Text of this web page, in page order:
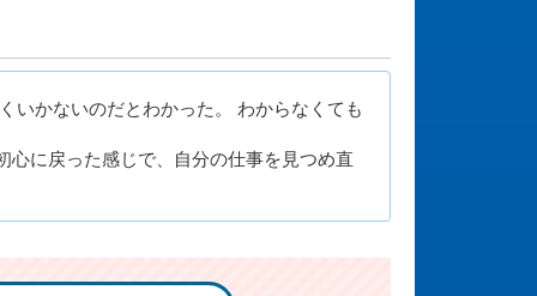
いかないのだとわかった。 わからなくても
に戻った感じで、自分の仕事を見つめ直